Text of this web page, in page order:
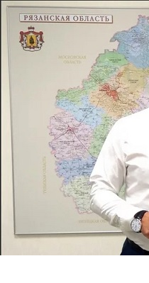
Перейти к основному содержанию